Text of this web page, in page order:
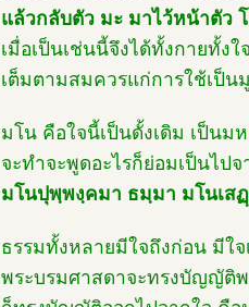
แล้วกลับตัว มะ มาไว้หน้าตัว
เมื่อเป็นเช่นนี้จึงได้ทั้งกายทั้งใ
เต็มตามสมควรแก่การใช้เป็
มโน คือใจนี้เป็นดั้งเดิม เป็นม
จะทำจะพูดอะไรก็ย่อมเป็นไป
มโนปุพฺพงฺคมา ธมฺมา มโนเส
ธรรมทั้งหลายมีใจถึงก่อน มีใ
พระบรมศาสดาจะทรงบัญญัติ